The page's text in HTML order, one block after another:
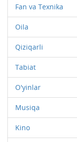
Fan va Texnika
Oila
Qiziqarli
Tabiat
O'yinlar
Musiqa
Kino